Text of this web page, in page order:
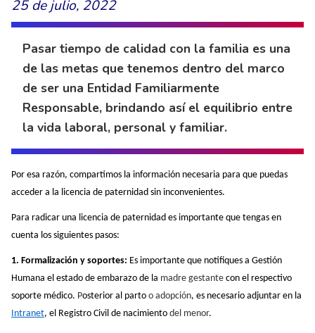
25 de julio, 2022
Pasar tiempo de calidad con la familia es una
de las metas que tenemos dentro del marco
de ser una Entidad Familiarmente
Responsable, brindando así el equilibrio entre
la vida laboral, personal y familiar.
Por esa razón, compartimos la información necesaria para que puedas
acceder a la licencia de paternidad sin inconvenientes.
Para radicar una licencia de paternidad es importante que tengas en
cuenta los siguientes pasos:
1. Formalización y soportes: Es importante que notifiques a Gestión
Humana el estado de embarazo de la madre gestante con el respectivo
soporte médico. Posterior al parto o adopción, es necesario adjuntar en la
Intranet, el Registro Civil de nacimiento del menor.